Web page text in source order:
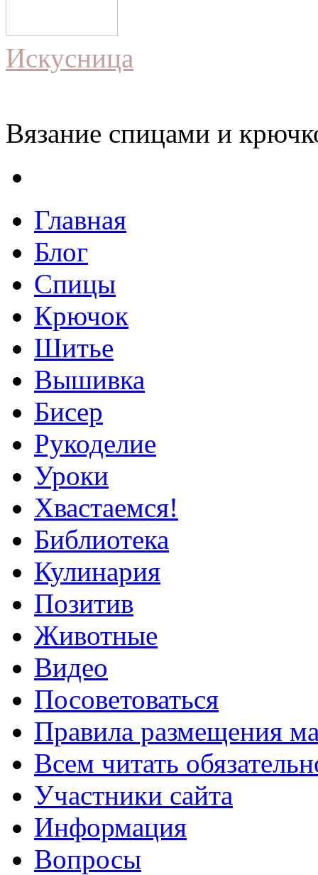
Искусница
Вязание спицами и
Главная
Блог
Спицы
Крючок
Шитье
Вышивка
Бисер
Рукоделие
Уроки
Хвастаемся!
Библиотека
Кулинария
Позитив
Животные
Видео
Посоветоваться
Правила размещения
Всем читать
Участники сайта
Информация
Вопросы